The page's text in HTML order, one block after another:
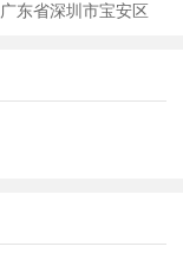
广东省深圳市宝安区